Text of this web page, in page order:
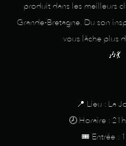
produit dans les meilleurs
Grande-Bretagne. Du son
vous lâche plus
🎶💃
📍 Lieu : La
🕗 Horaire :
🎟️ Entrée :